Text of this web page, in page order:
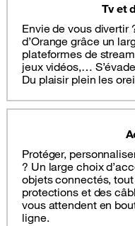
Tv et
Envie de vous divertir
d’Orange grâce un
plateformes de
jeux vidéos,…
Du plaisir plein les
Protéger,
? Un large choix
objets connectés,
protections et des
vous attendent en
ligne.